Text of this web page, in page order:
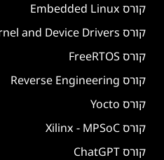
קורס Embedded Linux
קורס Linux Kernel and Device Drivers
קורס FreeRTOS
קורס Reverse Engineering
קורס Yocto
קורס Xilinx - MPSoC
קורס ChatGPT